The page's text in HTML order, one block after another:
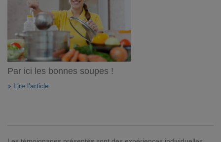
Par ici les bonnes soupes !
» Lire l'article